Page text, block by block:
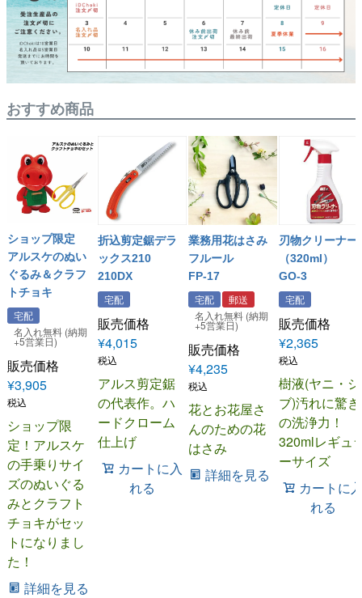
おすすめ商品
ショップ限定
アルスケのぬい
ぐるみ＆クラフ
トチョキ
宅配
名入れ無料 (納期
+5営業日)
販売価格
¥3,905
税込
ショップ限
定！アルスケ
の手乗りサイ
ズのぬいぐる
みとクラフト
チョキがセッ
トになりまし
た！
詳細を見る
折込剪定鋸デラ
ックス210
210DX
宅配
販売価格
¥4,015
税込
アルス剪定鋸
の代表作。ハ
ードクローム
仕上げ
カートに入
れる
業務用花はさみ
フルール
FP-17
宅配
郵送
名入れ無料 (納期
+5営業日)
販売価格
¥4,235
税込
花とお花屋さ
んのための花
はさみ
詳細を見る
刃物クリーナー
（320ml）
GO-3
宅配
販売価格
¥2,365
税込
樹液(ヤニ・シ
ブ)汚れに驚き
の洗浄力！
320mlレギュ
ーサイズ
カートに
れる